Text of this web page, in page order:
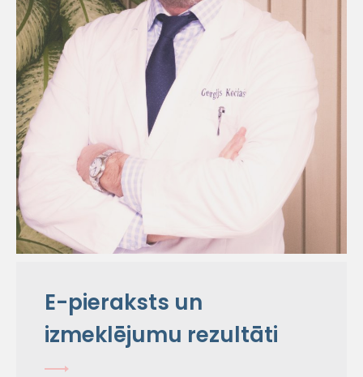
E-pieraksts un
izmeklējumu rezultāti